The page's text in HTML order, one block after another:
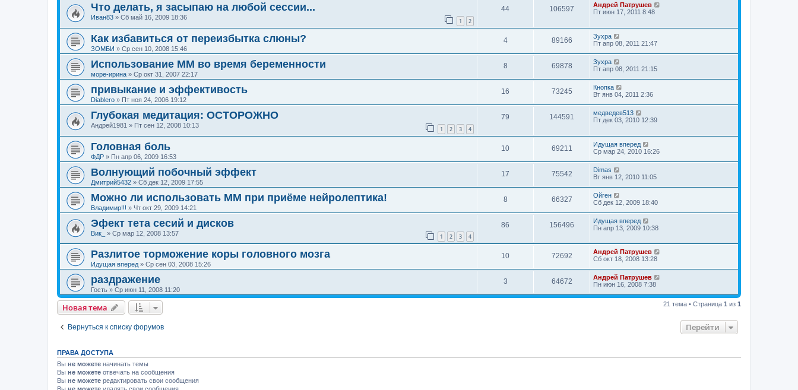
Что делать, я засыпаю на любой сессии...
Иван83 » Сб май 16, 2009 18:36 1 2
44 106597
Андрей Патрушев
Пт июн 17, 2011 8:48
Как избавиться от переизбытка слюны?
ЗОМБИ » Ср сен 10, 2008 15:46
4 89166
Зухра
Пт апр 08, 2011 21:47
Использование ММ во время беременности
море-ирина » Ср окт 31, 2007 22:17
8 69878
Зухра
Пт апр 08, 2011 21:15
привыкание и эффективость
Diablero » Пт ноя 24, 2006 19:12
16 73245
Кнопка
Вт янв 04, 2011 2:36
Глубокая медитация: ОСТОРОЖНО
Андрей1981 » Пт сен 12, 2008 10:13 1 2 3 4
79 144591
медведев513
Пт дек 03, 2010 12:39
Головная боль
ФДР » Пн апр 06, 2009 16:53
10 69211
Идущая вперед
Ср мар 24, 2010 16:26
Волнующий побочный эффект
Дмитрий5432 » Сб дек 12, 2009 17:55
17 75542
Dimas
Вт янв 12, 2010 11:05
Можно ли использовать ММ при приёме нейролептика!
Владимир!!! » Чт окт 29, 2009 14:21
8 66327
Ойген
Сб дек 12, 2009 18:40
Эфект тета сесий и дисков
Вик_ » Ср мар 12, 2008 13:57 1 2 3 4
86 156496
Идущая вперед
Пн апр 13, 2009 10:38
Разлитое торможение коры головного мозга
Идущая вперед » Ср сен 03, 2008 15:26
10 72692
Андрей Патрушев
Сб окт 18, 2008 13:28
раздражение
Гость » Ср июн 11, 2008 11:20
3 64672
Андрей Патрушев
Пн июн 16, 2008 7:38
Новая тема 21 тема • Страница 1 из 1
Вернуться к списку форумов Перейти
ПРАВА ДОСТУПА
Вы не можете начинать темы
Вы не можете отвечать на сообщения
Вы не можете редактировать свои сообщения